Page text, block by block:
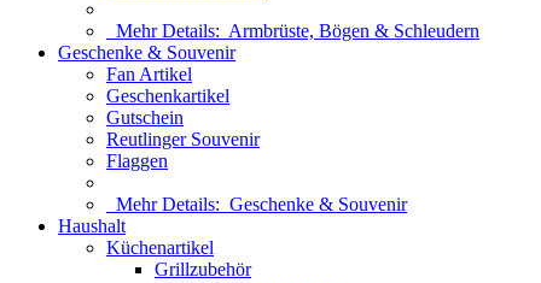
Mehr Details: Armbrüste, Bögen & Schleudern
Geschenke & Souvenir
Fan Artikel
Geschenkartikel
Gutschein
Reutlinger Souvenir
Flaggen
Mehr Details: Geschenke & Souvenir
Haushalt
Küchenartikel
Grillzubehör